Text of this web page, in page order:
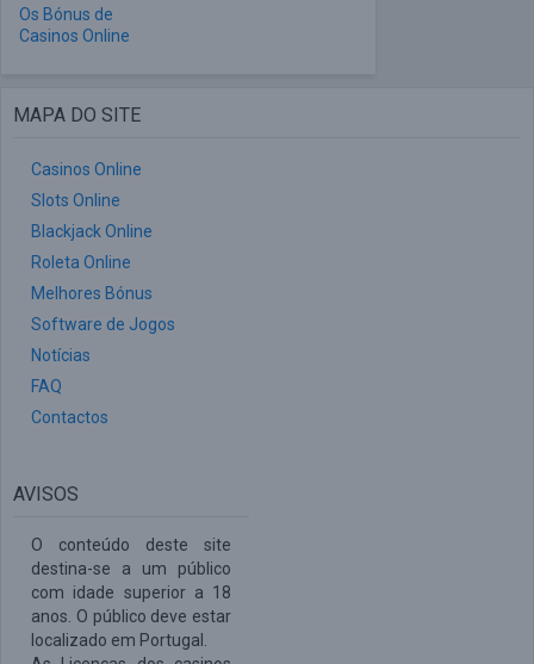
Os Bónus de
Casinos Online
MAPA DO SITE
Casinos Online
Slots Online
Blackjack Online
Roleta Online
Melhores Bónus
Software de Jogos
Notícias
FAQ
Contactos
AVISOS
O conteúdo deste site
destina-se a um público
com idade superior a 18
anos. O público deve estar
localizado em Portugal.